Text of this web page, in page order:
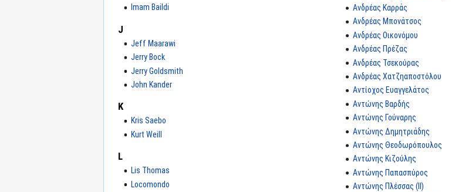
Imam Baildi
J
Jeff Maarawi
Jerry Bock
Jerry Goldsmith
John Kander
K
Kris Saebo
Kurt Weill
L
Lis Thomas
Locomondo
Ανδρέας Καρράς
Ανδρέας Μπονάτσος
Ανδρέας Οικονόμου
Ανδρέας Πρέζας
Ανδρέας Τσεκούρας
Ανδρέας Χατζηαποστόλου
Αντίοχος Ευαγγελάτος
Αντώνης Βαρδής
Αντώνης Γούναρης
Αντώνης Δημητριάδης
Αντώνης Θεοδωρόπουλος
Αντώνης Κιζούλης
Αντώνης Παπασπύρος
Αντώνης Πλέσσας (II)